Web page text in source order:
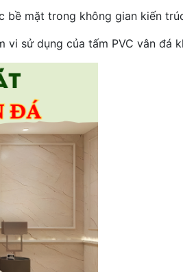
mặt trong không gian kiến
vi sử dụng của tấm PVC vân đá